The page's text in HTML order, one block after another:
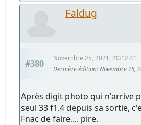
Faldug
#380
Novembre 25, 2021, 20:12:41
Dernière édition: Novembre 25,
Après digit photo qui n'arrive
seul 33 f1.4 depuis sa sortie,
Fnac de faire.... pire.